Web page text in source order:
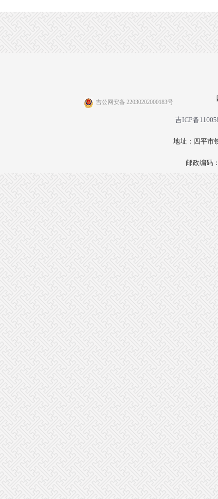
吉公网安备 22030202000183号
吉ICP备
地址：四平市
邮政编码